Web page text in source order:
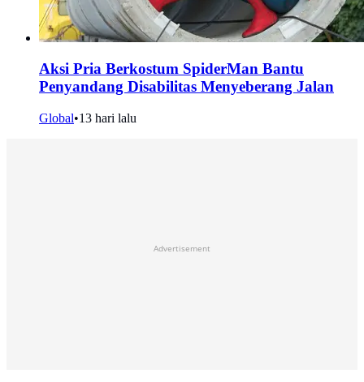
Aksi Pria Berkostum SpiderMan Bantu
Penyandang Disabilitas Menyeberang Jalan
Global•13 hari lalu
Advertisement